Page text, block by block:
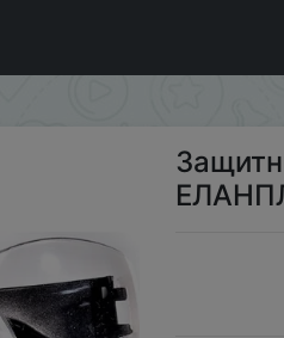
ЕЛАНПЛАСТ Классик